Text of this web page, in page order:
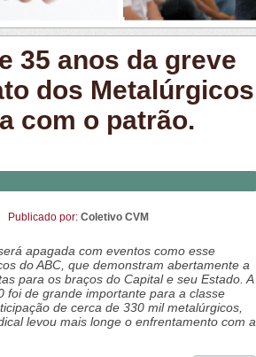
35 anos da greve
dos Metalúrgicos
com o patrão.
Publicado por: Coletivo CVM
apagada com eventos como esse
do ABC, que demonstram abertamente a
para os braços do Capital e seu Estado. A
foi de grande importante para a classe
de cerca de 330 mil metalúrgicos,
levou mais longe o enfrentamento com a